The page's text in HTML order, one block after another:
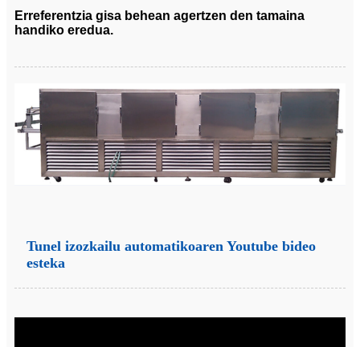
Erreferentzia gisa behean agertzen den tamaina
handiko eredua.
Tunel izozkailu automatikoaren Youtube bideo
esteka